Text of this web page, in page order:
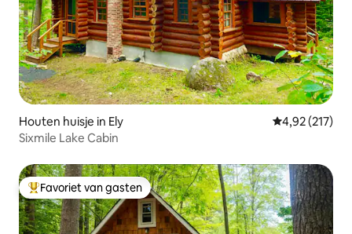
Houten huisje in Ely Gemiddelde
4,92 (217)
Sixmile Lake Cabin
Topfavoriet van gasten
Favoriet van gasten